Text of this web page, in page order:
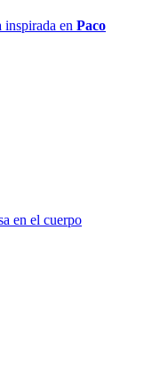
inspirada en Paco
en el cuerpo